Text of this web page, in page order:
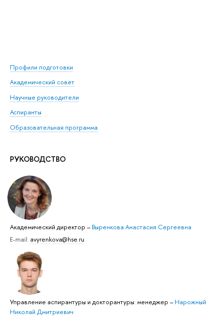
Профили подготовки
Академический совет
Научные руководители
Аспиранты
Образовательная программа
РУКОВОДСТВО
Академический директор – Выренкова Анастасия Сергеевна
E-mail: avyrenkova@hse.ru
Управление аспирантуры и докторантуры: менеджер – Нарожный
Николай Дмитриевич